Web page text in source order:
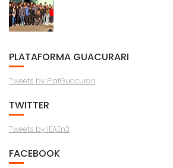
PLATAFORMA GUACURARI
Tweets by PlatGuacurari
TWITTER
Tweets by IEAEn3
FACEBOOK